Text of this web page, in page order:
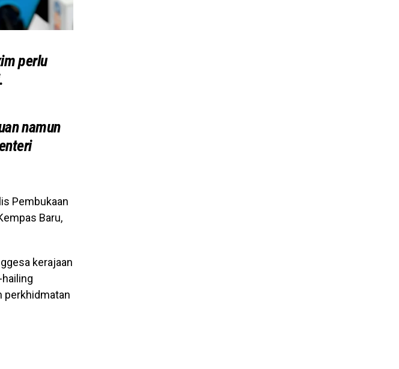
perlu
namun
Pembukaan
Baru,
kerajaan
perkhidmatan